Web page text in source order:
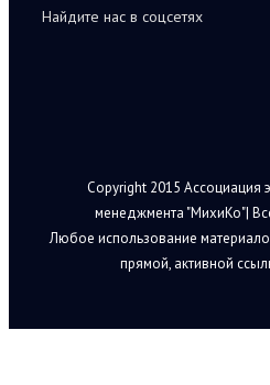
Найдите нас в соцсетях
Copyright 2015 Ассоциация
менеджмента "МихиКо"|
Любое использование
прямой, активной